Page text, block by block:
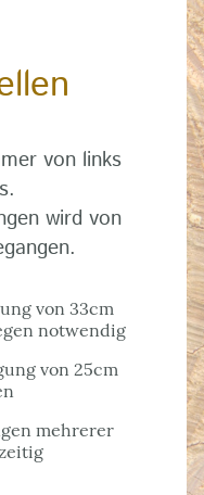
von links
wird von
von 33cm
notwendig
von 25cm
mehrerer